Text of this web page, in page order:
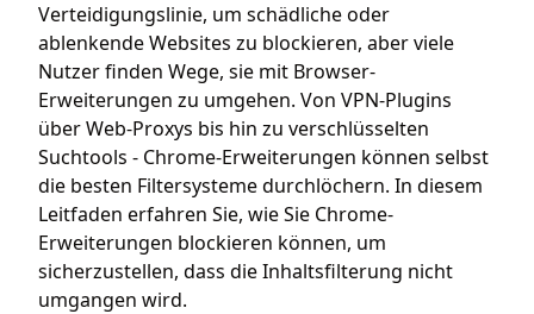
Verteidigungslinie, um schädliche oder
ablenkende Websites zu blockieren, aber viele
Nutzer finden Wege, sie mit Browser-
Erweiterungen zu umgehen. Von VPN-Plugins
über Web-Proxys bis hin zu verschlüsselten
Suchtools - Chrome-Erweiterungen können selbst
die besten Filtersysteme durchlöchern. In diesem
Leitfaden erfahren Sie, wie Sie Chrome-
Erweiterungen blockieren können, um
sicherzustellen, dass die Inhaltsfilterung nicht
umgangen wird.